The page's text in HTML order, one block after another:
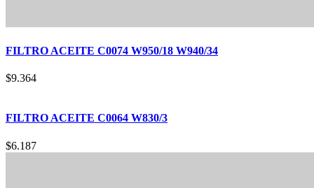
FILTRO ACEITE C0074 W950/18 W940/34
$9.364
FILTRO ACEITE C0064 W830/3
$6.187